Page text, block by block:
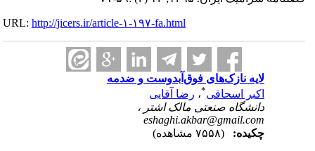
URL:http://jicers.ir/article-۱-۱۹۷-fa.html
لایه نازک‌های فوق‌آبدوست و ضدمه
اکبر اسحاقی ،رضا آقایی
دانشگاه صنعتی مالک اشتر ،
eshaghi.akbar@gmail.com
چکیده: